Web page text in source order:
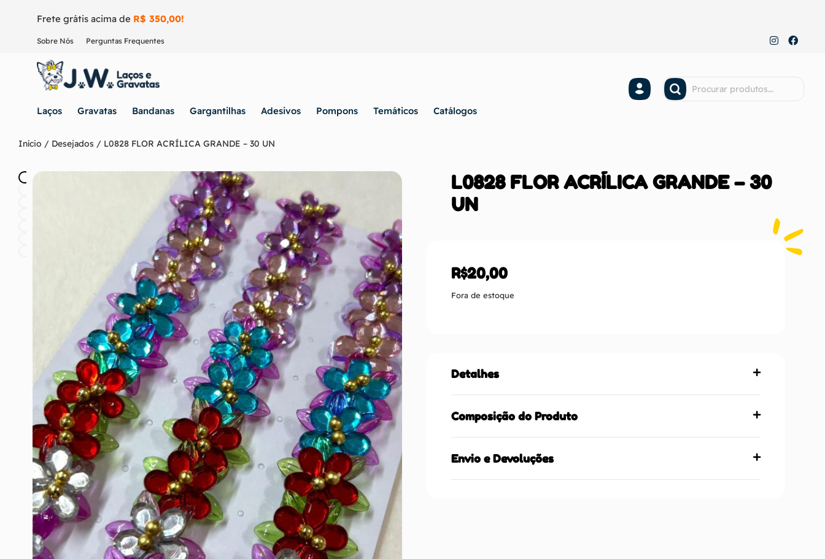
Frete grátis acima de R$ 350,00!
Sobre Nós Perguntas Frequentes
Laços Gravatas Bandanas Gargantilhas Adesivos Pompons Temáticos Catálogos
Início / Desejados / L0828 FLOR ACRÍLICA GRANDE – 30 UN
L0828 FLOR ACRÍLICA GRANDE – 30
UN
R$20,00
Fora de estoque
Detalhes
Composição do Produto
Envio e Devoluções